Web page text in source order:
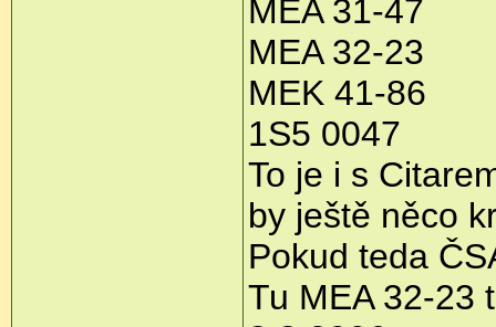
MEA 31-47
MEA 32-23
MEK 41-86
1S5 0047
To je i s
by ještě něco
Pokud teda
Tu MEA 32-23